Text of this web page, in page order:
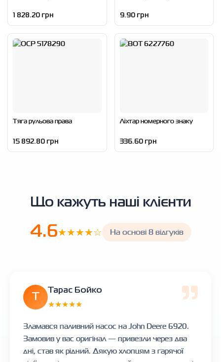
1 828.20 грн 9.90 грн
Тяга рульова права
15 892.80 грн
Ліхтар номерного знаку
336.60 грн
Що кажуть наші клієнти
4.6★★★★☆ На основі 8 відгуків
Тарас Бойко
★★★★★
Зламався паливний насос на John Deere 6920.
Замовив у вас оригінал — привезли через два
дні, став як рідний. Дякую хлопцям з гарячої